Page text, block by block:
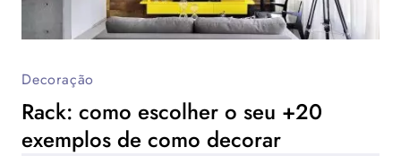
Decoração
Rack: como escolher o seu +20
exemplos de como decorar